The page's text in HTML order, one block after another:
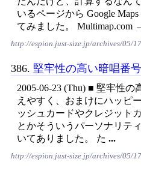
いるページから Google
てみました。 Multimap.com
http://espion.just-size.jp/archives/05/
386. 堅牢性の高い暗唱番
2005-06-23 (Thu) ■ 堅牢性
えやすく、おまけにハッピ
ッシュカードやクレジット
とかそういうパーソナリテ
いてありました。 た ...
http://espion.just-size.jp/archives/05/